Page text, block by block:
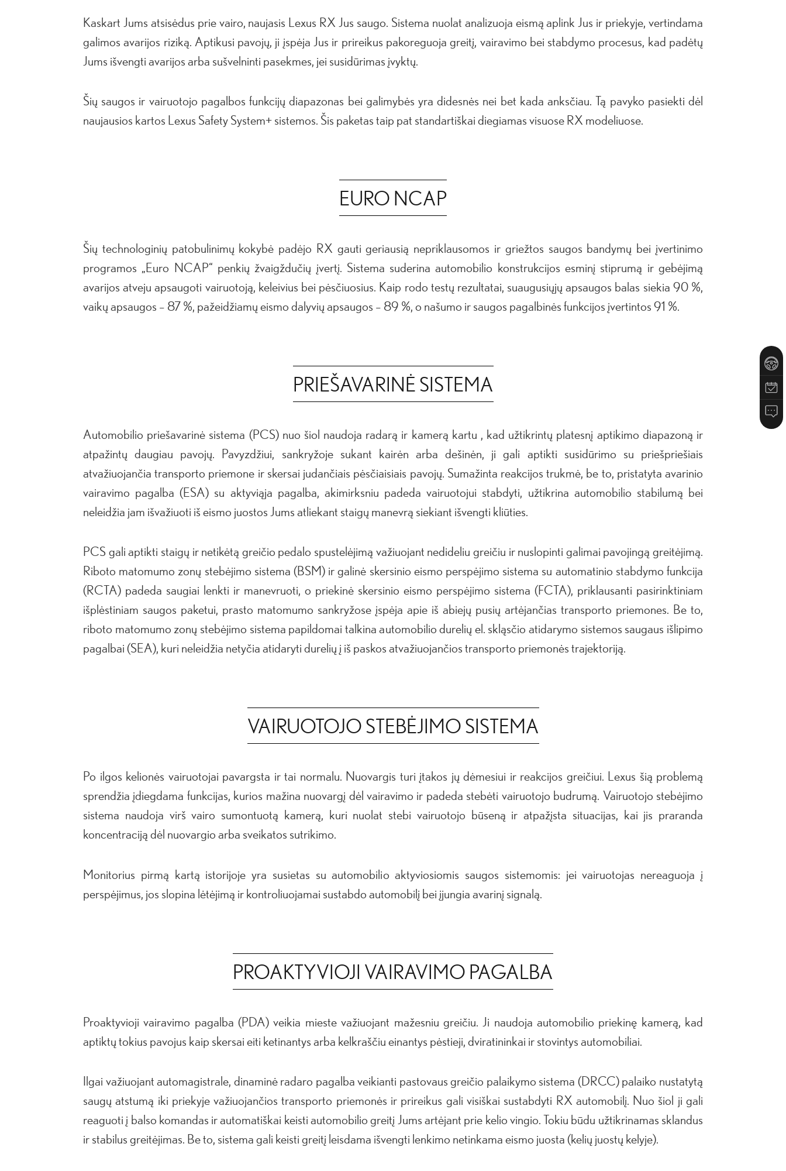
Kaskart Jums atsisėdus prie vairo, naujasis Lexus RX Jus saugo. Sistema nuolat analizuoja eismą aplink Jus ir priekyje, vertindama
galimos avarijos riziką. Aptikusi pavojų, ji įspėja Jus ir prireikus pakoreguoja greitį, vairavimo bei stabdymo procesus, kad padėtų
Jums išvengti avarijos arba sušvelninti pasekmes, jei susidūrimas įvyktų.
Šių saugos ir vairuotojo pagalbos funkcijų diapazonas bei galimybės yra didesnės nei bet kada anksčiau. Tą pavyko pasiekti dėl
naujausios kartos Lexus Safety System+ sistemos. Šis paketas taip pat standartiškai diegiamas visuose RX modeliuose.
EURO NCAP
Šių technologinių patobulinimų kokybė padėjo RX gauti geriausią nepriklausomos ir griežtos saugos bandymų bei įvertinimo
programos „Euro NCAP“ penkių žvaigždučių įvertį. Sistema suderina automobilio konstrukcijos esminį stiprumą ir gebėjimą
avarijos atveju apsaugoti vairuotoją, keleivius bei pėsčiuosius. Kaip rodo testų rezultatai, suaugusiųjų apsaugos balas siekia 90 %,
vaikų apsaugos – 87 %, pažeidžiamų eismo dalyvių apsaugos – 89 %, o našumo ir saugos pagalbinės funkcijos įvertintos 91 %.
PRIEŠAVARINĖ SISTEMA
Automobilio priešavarinė sistema (PCS) nuo šiol naudoja radarą ir kamerą kartu , kad užtikrintų platesnį aptikimo diapazoną ir
atpažintų daugiau pavojų. Pavyzdžiui, sankryžoje sukant kairėn arba dešinėn, ji gali aptikti susidūrimo su priešpriešiais
atvažiuojančia transporto priemone ir skersai judančiais pėsčiaisiais pavojų. Sumažinta reakcijos trukmė, be to, pristatyta avarinio
vairavimo pagalba (ESA) su aktyviąja pagalba, akimirksniu padeda vairuotojui stabdyti, užtikrina automobilio stabilumą bei
neleidžia jam išvažiuoti iš eismo juostos Jums atliekant staigų manevrą siekiant išvengti kliūties.
PCS gali aptikti staigų ir netikėtą greičio pedalo spustelėjimą važiuojant nedideliu greičiu ir nuslopinti galimai pavojingą greitėjimą.
Riboto matomumo zonų stebėjimo sistema (BSM) ir galinė skersinio eismo perspėjimo sistema su automatinio stabdymo funkcija
(RCTA) padeda saugiai lenkti ir manevruoti, o priekinė skersinio eismo perspėjimo sistema (FCTA), priklausanti pasirinktiniam
išplėstiniam saugos paketui, prasto matomumo sankryžose įspėja apie iš abiejų pusių artėjančias transporto priemones. Be to,
riboto matomumo zonų stebėjimo sistema papildomai talkina automobilio durelių el. skląsčio atidarymo sistemos saugaus išlipimo
pagalbai (SEA), kuri neleidžia netyčia atidaryti durelių į iš paskos atvažiuojančios transporto priemonės trajektoriją.
VAIRUOTOJO STEBĖJIMO SISTEMA
Po ilgos kelionės vairuotojai pavargsta ir tai normalu. Nuovargis turi įtakos jų dėmesiui ir reakcijos greičiui. Lexus šią problemą
sprendžia įdiegdama funkcijas, kurios mažina nuovargį dėl vairavimo ir padeda stebėti vairuotojo budrumą. Vairuotojo stebėjimo
sistema naudoja virš vairo sumontuotą kamerą, kuri nuolat stebi vairuotojo būseną ir atpažįsta situacijas, kai jis praranda
koncentraciją dėl nuovargio arba sveikatos sutrikimo.
Monitorius pirmą kartą istorijoje yra susietas su automobilio aktyviosiomis saugos sistemomis: jei vairuotojas nereaguoja į
perspėjimus, jos slopina lėtėjimą ir kontroliuojamai sustabdo automobilį bei įjungia avarinį signalą.
PROAKTYVIOJI VAIRAVIMO PAGALBA
Proaktyvioji vairavimo pagalba (PDA) veikia mieste važiuojant mažesniu greičiu. Ji naudoja automobilio priekinę kamerą, kad
aptiktų tokius pavojus kaip skersai eiti ketinantys arba kelkraščiu einantys pėstieji, dviratininkai ir stovintys automobiliai.
Ilgai važiuojant automagistrale, dinaminė radaro pagalba veikianti pastovaus greičio palaikymo sistema (DRCC) palaiko nustatytą
saugų atstumą iki priekyje važiuojančios transporto priemonės ir prireikus gali visiškai sustabdyti RX automobilį. Nuo šiol ji gali
reaguoti į balso komandas ir automatiškai keisti automobilio greitį Jums artėjant prie kelio vingio. Tokiu būdu užtikrinamas sklandus
ir stabilus greitėjimas. Be to, sistema gali keisti greitį leisdama išvengti lenkimo netinkama eismo juosta (kelių juostų kelyje).